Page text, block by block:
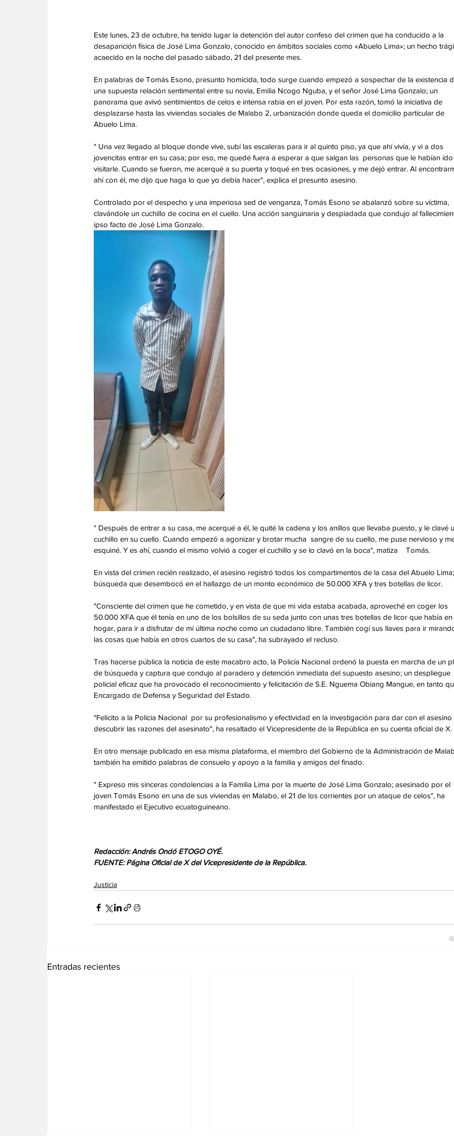
Este lunes, 23 de octubre, ha tenido lugar la detención del autor confeso del crimen que ha conducido a la
desaparición física de José Lima Gonzalo, conocido en ámbitos sociales como «Abuelo Lima»; un hecho
acaecido en la noche del pasado sábado, 21 del presente mes.
En palabras de Tomás Esono, presunto homicida, todo surge cuando empezó a sospechar de la existencia
una supuesta relación sentimental entre su novia, Emilia Ncogo Nguba, y el señor José Lima Gonzalo; un
panorama que avivó sentimientos de celos e intensa rabia en el joven. Por esta razón, tomó la iniciativa de
desplazarse hasta las viviendas sociales de Malabo 2, urbanización donde queda el domicilio particular de
Abuelo Lima.
" Una vez llegado al bloque donde vive, subí las escaleras para ir al quinto piso, ya que ahí vivía, y vi a dos
jovencitas entrar en su casa; por eso, me quedé fuera a esperar a que salgan las  personas que le habían ido
visitarle. Cuando se fueron, me acerqué a su puerta y toqué en tres ocasiones, y me dejó entrar. Al
ahí con él, me dijo que haga lo que yo debía hacer", explica el presunto asesino.
Controlado por el despecho y una imperiosa sed de venganza, Tomás Esono se abalanzó sobre su víctima,
clavándole un cuchillo de cocina en el cuello. Una acción sanguinaria y despiadada que condujo al
ipso facto de José Lima Gonzalo.
" Después de entrar a su casa, me acerqué a él, le quité la cadena y los anillos que llevaba puesto, y le clavé
cuchillo en su cuello. Cuando empezó a agonizar y brotar mucha  sangre de su cuello, me puse nervioso y
esquiné. Y es ahí, cuando el mismo volvió a coger el cuchillo y se lo clavó en la boca", matiza    Tomás.
En vista del crimen recién realizado, el asesino registró todos los compartimentos de la casa del Abuelo Lima;
búsqueda que desembocó en el hallazgo de un monto económico de 50.000 XFA y tres botellas de licor.
"Consciente del crimen que he cometido, y en vista de que mi vida estaba acabada, aproveché en coger los
50.000 XFA que él tenía en uno de los bolsillos de su seda junto con unas tres botellas de licor que había en
hogar, para ir a disfrutar de mi última noche como un ciudadano libre. También cogí sus llaves para ir
las cosas que había en otros cuartos de su casa", ha subrayado el recluso.
Tras hacerse pública la noticia de este macabro acto, la Policía Nacional ordenó la puesta en marcha de un
de búsqueda y captura que condujo al paradero y detención inmediata del supuesto asesino; un despliegue
policial eficaz que ha provocado el reconocimiento y felicitación de S.E. Nguema Obiang Mangue, en tanto
Encargado de Defensa y Seguridad del Estado.
"Felicito a la Policia Nacional  por su profesionalismo y efectividad en la investigación para dar con el asesino
descubrir las razones del asesinato", ha resaltado el Vicepresidente de la República en su cuenta oficial de X.
En otro mensaje publicado en esa misma plataforma, el miembro del Gobierno de la Administración de
también ha emitido palabras de consuelo y apoyo a la familia y amigos del finado.
" Expreso mis sinceras condolencias a la Familia Lima por la muerte de José Lima Gonzalo; asesinado por el
joven Tomás Esono en una de sus viviendas en Malabo, el 21 de los corrientes por un ataque de celos", ha
manifestado el Ejecutivo ecuatoguineano.
Redacción: Andrés Ondó ETOGO OYÉ.
FUENTE: Página Oficial de X del Vicepresidente de la República.
Justicia
Entradas recientes